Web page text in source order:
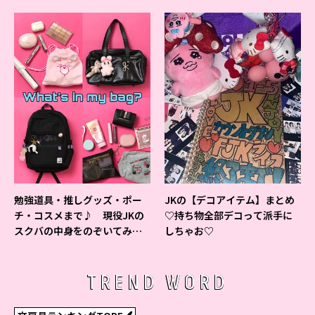
勉強道具・推しグッズ・ポー
チ・コスメまで♪ 現役JKの
スクバの中身をのぞいてみ
JKの【デコアイテム】まとめ
♡持ち物全部デコって派手に
しちゃお♡
TREND WORD